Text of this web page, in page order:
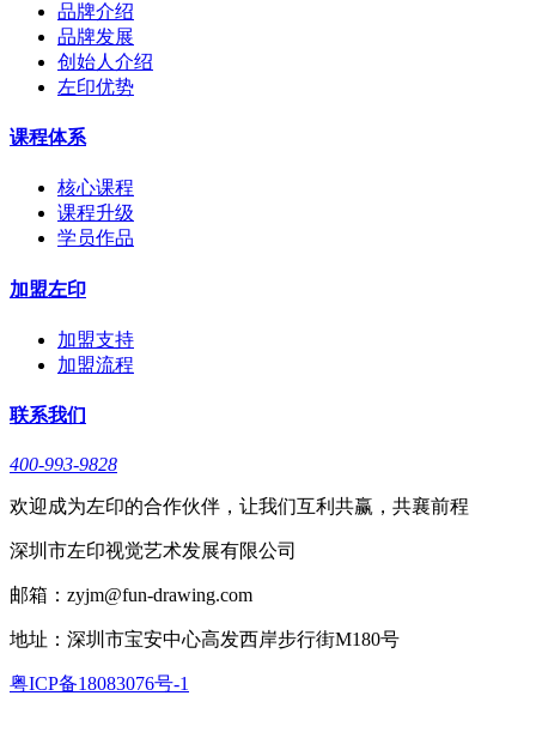
品牌介绍
品牌发展
创始人介绍
左印优势
课程体系
核心课程
课程升级
学员作品
加盟左印
加盟支持
加盟流程
联系我们
400-993-9828
欢迎成为左印的合作伙伴，让我们互利共赢，共襄前程
深圳市左印视觉艺术发展有限公司
邮箱：zyjm@fun-drawing.com
地址：深圳市宝安中心高发西岸步行街M180号
粤ICP备18083076号-1